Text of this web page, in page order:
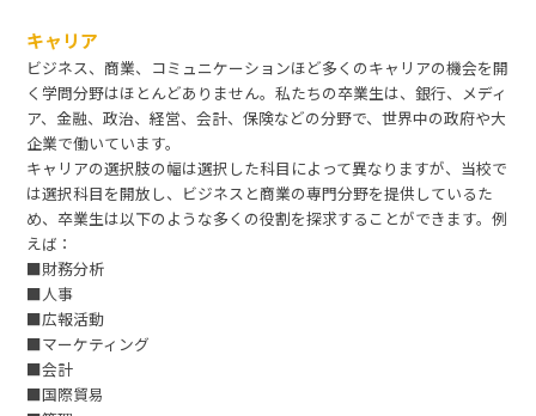
キャリア
ビジネス、商業、コミュニケーションほど多くのキャリアの機会を開
く学問分野はほとんどありません。私たちの卒業生は、銀行、メディ
ア、金融、政治、経営、会計、保険などの分野で、世界中の政府や大
企業で働いています。
キャリアの選択肢の幅は選択した科目によって異なりますが、当校で
は選択科目を開放し、ビジネスと商業の専門分野を提供しているた
め、卒業生は以下のような多くの役割を探求することができます。例
えば：
■財務分析
■人事
■広報活動
■マーケティング
■会計
■国際貿易